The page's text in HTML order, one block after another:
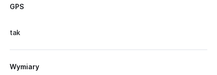
GPS
tak
Wymiary